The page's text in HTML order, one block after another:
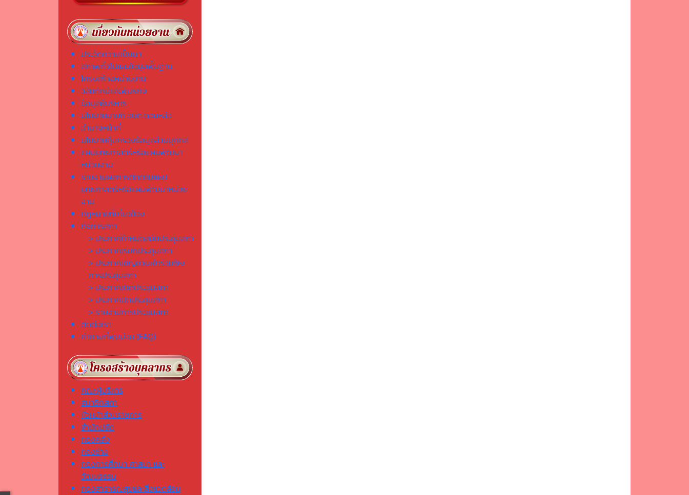
ประวัติความเป็นมา
สภาพทั่วไปและข้อมูลพื้นฐาน
โครงสร้างหน่วยงาน
วิสัยทัศน์และพันธกิจ
ข้อมูลผู้บริหาร
นโยบายนายก อบต.ดอยหล่อ
อำนาจหน้าที่
นโยบายคุ้มครองข้อมูลส่วนบุคคล
แผนยุทธศาสตร์หรือแผนพัฒนา
หน่วยงาน
รายงานผลการติดตามแผน
ยุทธศาสตร์หรือแผนพัฒนาหน่วย
งาน
กฎหมายที่เกี่ยวข้อง
กิจการสภา
> ประกาศกำหนดสมัยประชุมสภา
> ประกาศเรียกประชุมสภา
> ประกาศเชิญชวนเข้าร่วมฟัง
การประชุมสภา
> ประกาศเปิดประชุมสภา
> ประกาศปิดประชุมสภา
> รายงานการประชุมสภา
ติดต่อเรา
คำถามที่พบบ่อย (FAQ)
คณะผู้บริหาร
สมาชิกสภา
หัวหน้าส่วนราชการ
สำนักปลัด
กองคลัง
กองช่าง
กองการศึกษา ศาสนา และ
วัฒนธรรม
กองสาธารณสุขและสิ่งแวดล้อม